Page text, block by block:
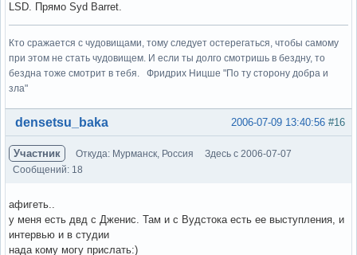
LSD. Прямо Syd Barret.
Кто сражается с чудовищами, тому следует остерегаться, чтобы самому
при этом не стать чудовищем. И если ты долго смотришь в бездну, то
бездна тоже смотрит в тебя. Фридрих Ницше "По ту сторону добра и
зла"
Вне форума #16
2006-07-09 13:40:56
densetsu_baka
Участник Откуда: Мурманск, Россия
Здесь с 2006-07-07
Сообщений: 18
афигеть..
у меня есть двд с Дженис. Там и с Вудстока есть ее выступления, и
интервью и в студии
нада кому могу прислать:)